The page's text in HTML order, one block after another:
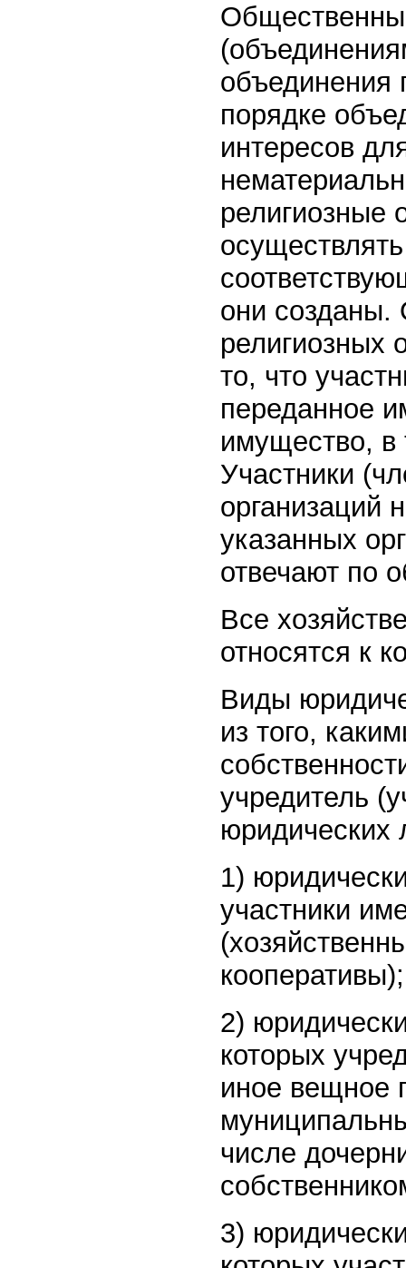
объединения
порядке
интересов
религиозные
они созданы.
религиозных
то, что
переданное
имущество, в
Участники
организаций
указанных
отвечают по
Все
относятся к
Виды
из того,
учредитель
юридических
1)
участники
кооперативы);
2)
которых
иное вещное
числе
3)